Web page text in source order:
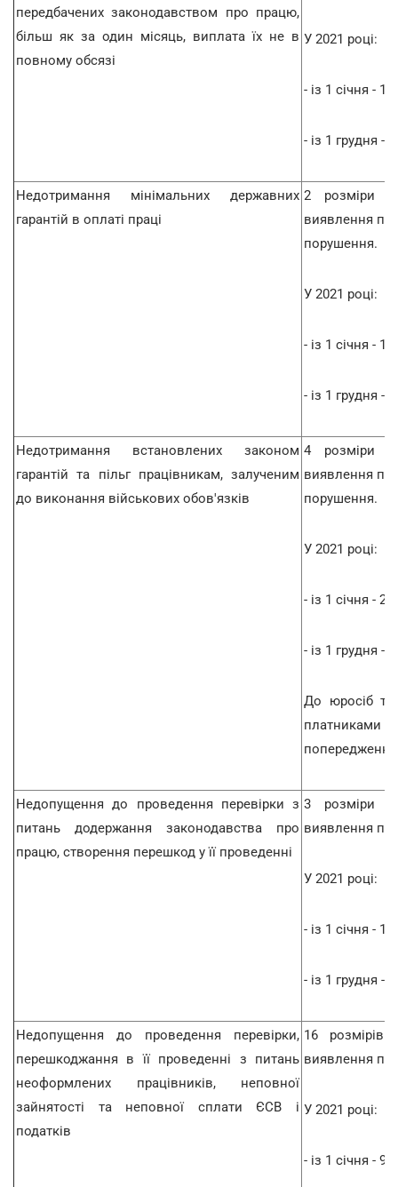
передбачених законодавством про працю,
більш як за один місяць, виплата їх не в
повному обсязі
У 2021 році:
- із 1 січня -
- із 1 грудня -
Недотримання мінімальних державних
гарантій в оплаті праці
2 розміри
виявлення
порушення.
У 2021 році:
- із 1 січня -
- із 1 грудня -
Недотримання встановлених законом
гарантій та пільг працівникам, залученим
до виконання військових обов'язків
4 розміри
виявлення
порушення.
У 2021 році:
- із 1 січня -
- із 1 грудня -
До юросіб
попередження
Недопущення до проведення перевірки з
питань додержання законодавства про
працю, створення перешкод у її проведенні
3 розміри
виявлення
У 2021 році:
- із 1 січня -
- із 1 грудня -
Недопущення до проведення перевірки,
перешкоджання в її проведенні з питань
неоформлених працівників, неповної
зайнятості та неповної сплати ЄСВ і
податків
16 розмірів
виявлення
У 2021 році:
- із 1 січня -